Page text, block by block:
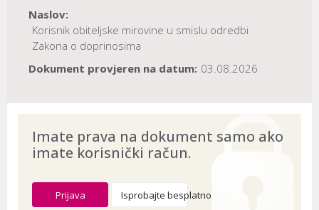
Naslov:
Korisnik obiteljske mirovine u smislu odredbi
Zakona o doprinosima
Dokument provjeren na datum: 03.08.2026
Imate prava na dokument samo ako
imate korisnički račun.
Prijava Isprobajte besplatno